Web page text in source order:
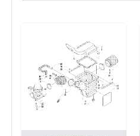
Трансмиссия
Управление